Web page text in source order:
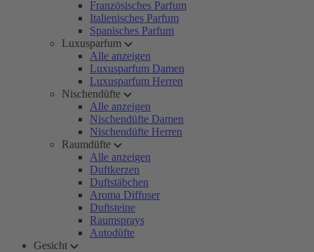
Französisches Parfum
Italienisches Parfum
Spanisches Parfum
Luxusparfum
Alle anzeigen
Luxusparfum Damen
Luxusparfum Herren
Nischendüfte
Alle anzeigen
Nischendüfte Damen
Nischendüfte Herren
Raumdüfte
Alle anzeigen
Duftkerzen
Duftstäbchen
Aroma Diffuser
Duftsteine
Raumsprays
Autodüfte
Gesicht